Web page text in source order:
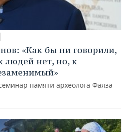
«Как бы ни говорили,
людей нет, но, к
памяти археолога Фаяза